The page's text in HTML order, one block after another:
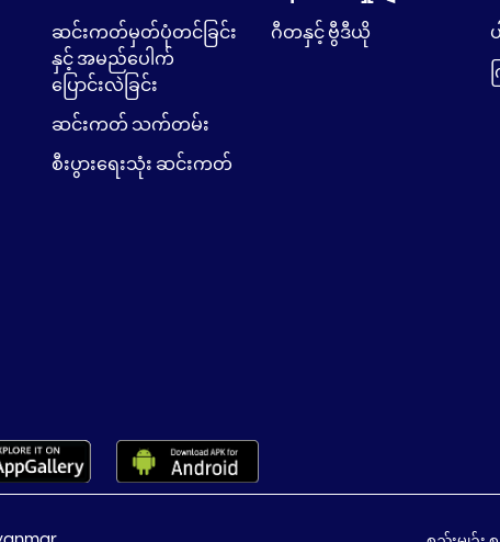
ဆင်းကတ်မှတ်ပုံတင်ခြင်း
နှင့် အမည်ပေါက်
ပြောင်းလဲခြင်း
ဆင်းကတ် သက်တမ်း
စီးပွားရေးသုံး ဆင်းကတ်
ဂီတနှင့် ဗွီဒီယို